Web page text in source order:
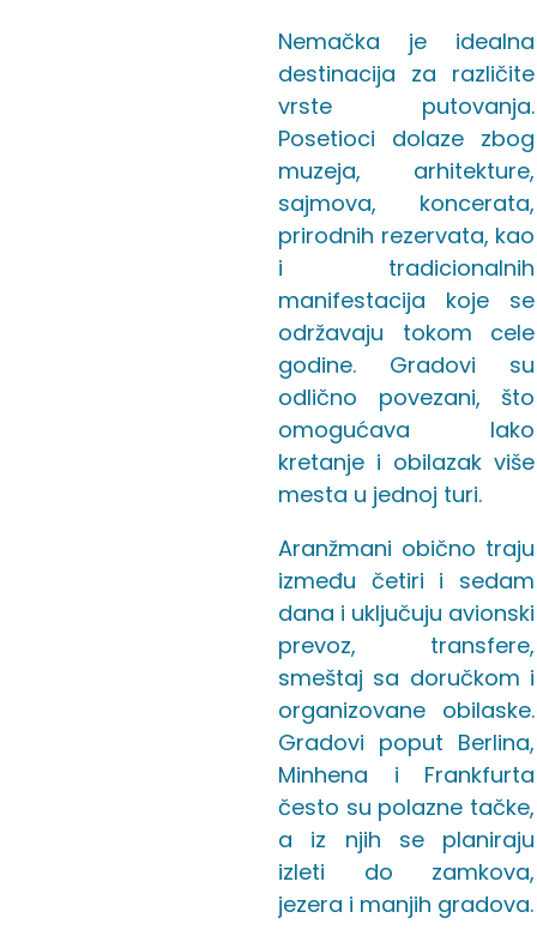
Nemačka je idealna
destinacija za različite
vrste putovanja.
Posetioci dolaze zbog
muzeja, arhitekture,
sajmova, koncerata,
prirodnih rezervata, kao
i tradicionalnih
manifestacija koje se
održavaju tokom cele
godine. Gradovi su
odlično povezani, što
omogućava lako
kretanje i obilazak više
mesta u jednoj turi.
Aranžmani obično traju
između četiri i sedam
dana i uključuju avionski
prevoz, transfere,
smeštaj sa doručkom i
organizovane obilaske.
Gradovi poput Berlina,
Minhena i Frankfurta
često su polazne tačke,
a iz njih se planiraju
izleti do zamkova,
jezera i manjih gradova.